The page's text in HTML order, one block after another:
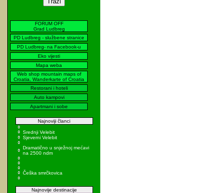
FORUM OFF
Grad Ludbreg
PD Ludbreg - službene stranice
PD Ludbreg- na Facebook-u
Eko vijesti
Mapa weba
Web shop mountain maps of
Croatia, Wanderkarte of Croatia
Restorani i hoteli
Auto kampovi
Apartmani i sobe
Najnoviji članci
Srednji Velebit
Sjeverni Velebit
Dramatično u snježnoj mećavi
na 2500 ndm
Češka smrčkovica
Najnovije destinacije